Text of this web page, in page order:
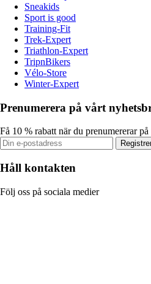
Sneakids
Sport is good
Training-Fit
Trek-Expert
Triathlon-Expert
TripnBikers
Vélo-Store
Winter-Expert
Prenumerera på vårt
Få 10 % rabatt när du prenumererar
Håll kontakten
Följ oss på sociala medier